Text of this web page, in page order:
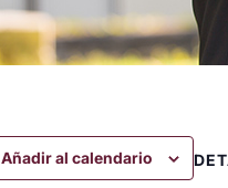
Añadir al calendario